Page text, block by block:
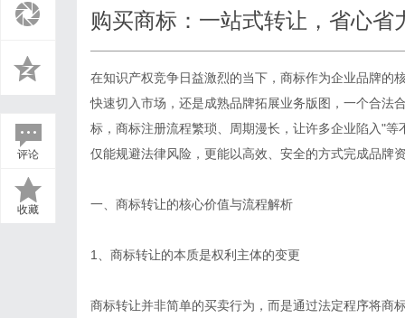
评论
收藏
购买商标：一站式转让，省心省
在知识产权竞争日益激烈的当下，商标作为企业品牌的
快速切入市场，还是成熟品牌拓展业务版图，一个合法
标 ，商标注册流程繁琐、周期漫长，让许多企业陷入"
仅能规避法律风险，更能以高效、安全的方式完成品牌
一、商标转让的核心价值与流程解析
1、商标转让的本质是权利主体的变更
商标转让并非简单的买卖行为，而是通过法定程序将商